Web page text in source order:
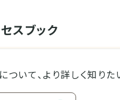
スブック
いて、より詳しく知りた